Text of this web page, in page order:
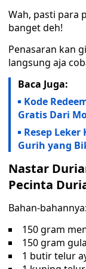
Wah, pasti para
banget deh!
Penasaran kan
langsung aja
Baca Juga:
Kode
Gratis Dari
Resep
Gurih yang
Nastar
Pecinta
Bahan-bahannya:
150 gram
150 gram
1 butir telur